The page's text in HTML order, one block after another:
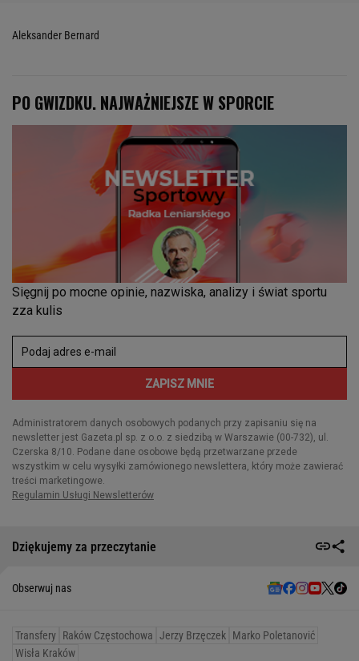
Aleksander Bernard
Dziękujemy za przeczytanie
Obserwuj nas
Transfery Raków Częstochowa Jerzy Brzęczek Marko Poletanović
Wisła Kraków